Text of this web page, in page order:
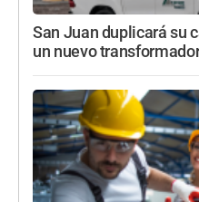
San Juan duplicará su
un nuevo